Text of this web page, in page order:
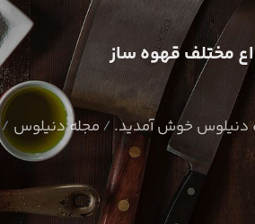
مختلف قهوه ساز
دنیلوس خوش آمدید. مجله دنیلوس